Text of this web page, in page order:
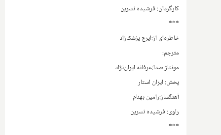
کارگردان: فرشیده نسرین
***
خاطره‌ای از:ایرج پزشک‌زاد
مترجم:
مونتاژ صدا:عرفانه ایران‌نژاد
پخش: ایران استار
آهنگساز:رامین بهنام
راوی: فرشیده نسرین
***